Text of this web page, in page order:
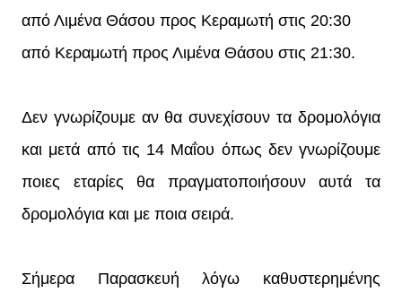
από Λιμένα Θάσου προς Κεραμωτή στις 20:30
από Κεραμωτή προς Λιμένα Θάσου στις 21:30.
Δεν γνωρίζουμε αν θα συνεχίσουν τα δρομολόγια
και μετά από τις 14 Μαΐου όπως δεν γνωρίζουμε
ποιες εταρίες θα πραγματοποιήσουν αυτά τα
δρομολόγια και με ποια σειρά.
Σήμερα Παρασκευή λόγω καθυστερημένης